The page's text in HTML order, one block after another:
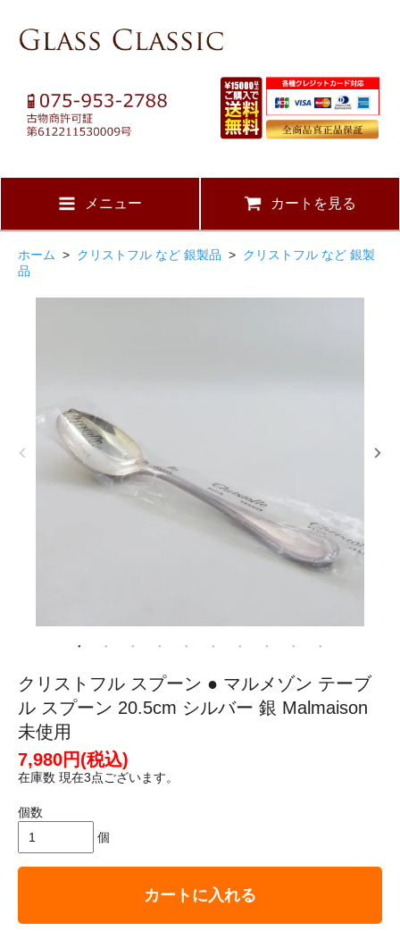
メニュー カートを見る
ホーム > クリストフル など 銀製品 > クリストフル など 銀製
品
クリストフル スプーン ● マルメゾン テーブ
ル スプーン 20.5cm シルバー 銀 Malmaison
未使用
7,980円(税込)
在庫数 現在3点ございます。
個数
個
カートに入れる